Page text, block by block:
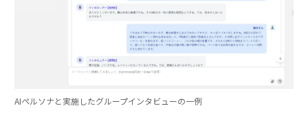
AIペルソナと実施したグループインタビューの一例